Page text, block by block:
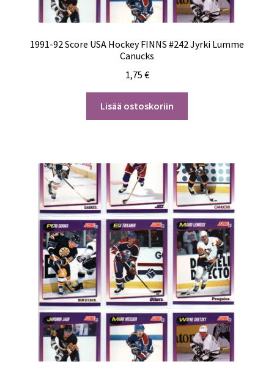
1991-92 Score USA Hockey FINNS #242 Jyrki Lumme
Canucks
1,75 €
Lisää ostoskoriin